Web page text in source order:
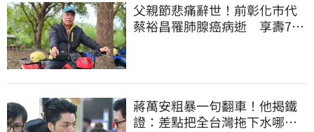
父親節悲痛辭世！前彰化市代
蔡裕昌罹肺腺癌病逝 享壽71
蔣萬安粗暴一句翻車！他揭鐵
證：差點把全台灣拖下水哪時